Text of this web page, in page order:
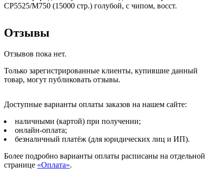
CP5525/M750 (15000 стр.) голубой, с чипом, восст.
Отзывы
Отзывов пока нет.
Только зарегистрированные клиенты, купившие данный
товар, могут публиковать отзывы.
Доступные варианты оплаты заказов на нашем сайте:
наличными (картой) при получении;
онлайн-оплата;
безналичный платёж (для юридических лиц и ИП).
Более подробно варианты оплаты расписаны на отдельной
странице «Оплата».